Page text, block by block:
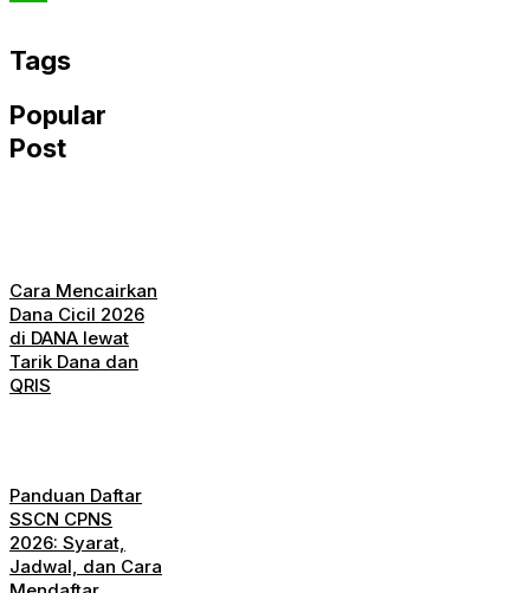
Tags
Popular
Post
Cara Mencairkan
Dana Cicil 2026
di DANA lewat
Tarik Dana dan
QRIS
Panduan Daftar
SSCN CPNS
2026: Syarat,
Jadwal, dan Cara